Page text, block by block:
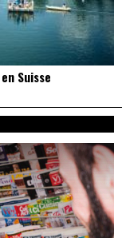
Suisse